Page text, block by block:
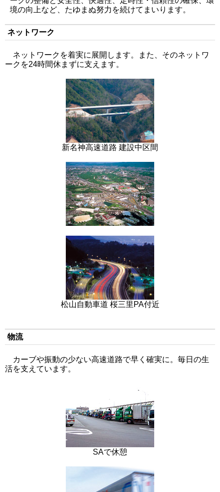
境の向上など、たゆまぬ努力を続けてまいります。
ネットワーク
ネットワークを着実に展開します。また、そのネットワ
ークを24時間休まずに支えます。
新名神高速道路 建設中区間
松山自動車道 桜三里PA付近
物流
カーブや振動の少ない高速道路で早く確実に。毎日の生
活を支えています。
SAで休憩